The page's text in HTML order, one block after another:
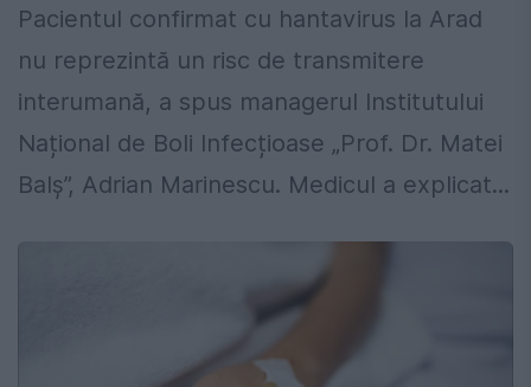
Pacientul confirmat cu hantavirus la Arad
nu reprezintă un risc de transmitere
interumană, a spus managerul Institutului
Național de Boli Infecțioase „Prof. Dr. Matei
Balș”, Adrian Marinescu. Medicul a explicat...